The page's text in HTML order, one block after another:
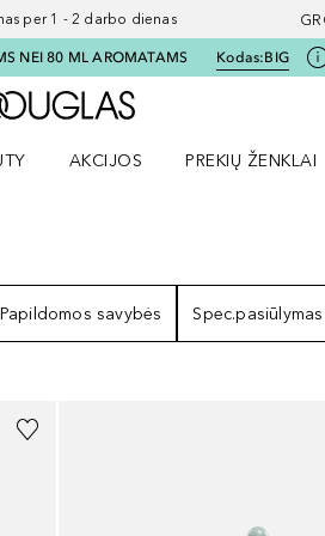
per 1 - 2 darbo dienas
NEI 80 ML AROMATAMS Kodas:BIG
Į Douglas pagrindinį
AKCIJOS
PREKIŲ ŽENKLAI
Papildomos savybės Spec.pasiūlymas